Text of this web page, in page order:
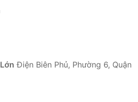
Điện Biên Phủ, Phường 6, Quận